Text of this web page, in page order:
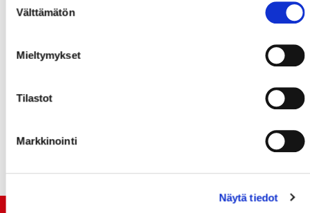
valinta
Välttämätön
Mieltymykset
Tilastot
Markkinointi
Näytä tiedot
joutui alkukaudesta pääosin luukkuvahdin rooliin
vastatessa torjuntatöistä. Toivosen
mahdollisuutensa, jonka mies käytti hyvin ja peliaikaa
maalivahti on haastanut tasapäisesti Toivosen
(TEKSTI: TANELI JOKELA, KUVA: MARIA SUNDELIN)